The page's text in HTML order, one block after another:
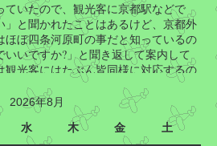
ていたので、観光客に京都駅などで
」と聞かれたことはあるけど、京都外
ほぼ四条河原町の事だと知っているの
いいですか?」と聞き返して案内して
観光客にはたぶん皆同様に対応するの
無いと思うけど…
@kasobus
きたいんですけど」と質問されて
2026年8月
水 木 金 土